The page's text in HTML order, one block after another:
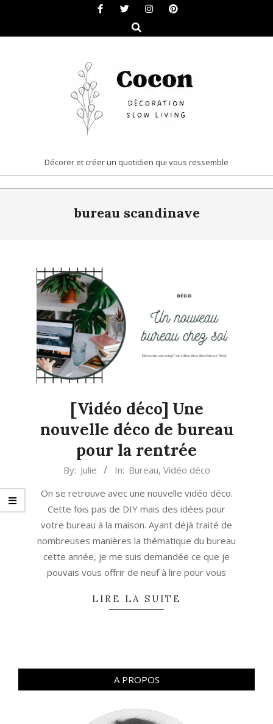
content
Search
COCON
|
DÉCORATION
LIVING
Décorer et créer un quotidien qui vous ressemble
bureau scandinave
[Vidéo déco] Une
nouvelle déco de bureau
pour la rentrée
06
By: Julie In: Bureau, Vidéo déco
On se retrouve avec une nouvelle vidéo déco.
Cette fois pas de DIY mais des idées pour
votre bureau à la maison. Ayant déjà traité de
nombreuses manières la thématique du bureau
cette année, je me suis demandée ce que je
pouvais vous offrir de neuf à lire pour vous
LIRE LA SUITE
A PROPOS